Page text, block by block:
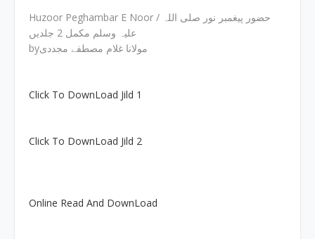
Huzoor Peghambar E Noor / حضور پیغمبر نور صلی اللہ
علیہ وسلم مکمل 2 جلدیں
byمولانا غلام مصطفے مجددی
Click To DownLoad Jild 1
Click To DownLoad Jild 2
Online Read And DownLoad